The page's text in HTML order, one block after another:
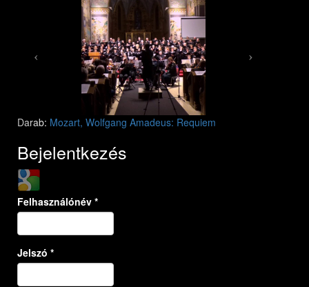
Mozart: Requiem
Mozart: Requiem
Darab: Mozart, Wolfgang Amadeus: Requiem
Bejelentkezés
Login with Google
Felhasználónév *
Jelszó *